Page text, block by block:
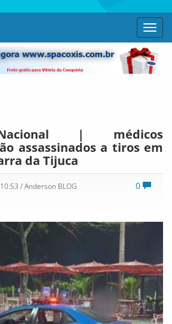
| médicos
assassinados a tiros em
da Tijuca
0
/ Anderson BLOG